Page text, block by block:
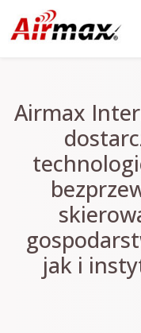
Airmax
jak i